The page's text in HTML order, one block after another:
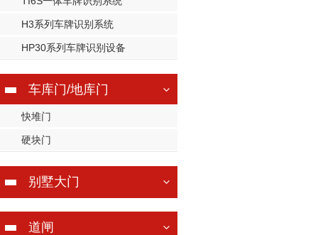
H3系列车牌识别系统
HP30系列车牌识别设备
车库门/地库门
快堆门
硬块门
别墅大门
道闸